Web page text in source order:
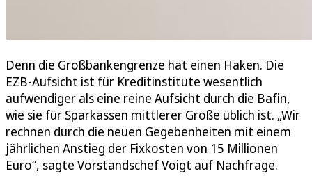
Denn die Großbankengrenze hat einen Haken. Die
EZB-Aufsicht ist für Kreditinstitute wesentlich
aufwendiger als eine reine Aufsicht durch die Bafin,
wie sie für Sparkassen mittlerer Größe üblich ist. „Wir
rechnen durch die neuen Gegebenheiten mit einem
jährlichen Anstieg der Fixkosten von 15 Millionen
Euro“, sagte Vorstandschef Voigt auf Nachfrage.